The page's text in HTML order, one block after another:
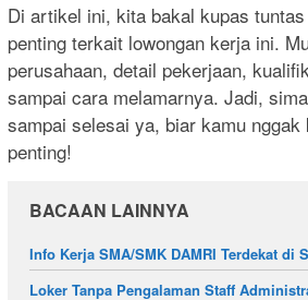
Di artikel ini, kita bakal kupas
penting terkait lowongan kerja ini.
perusahaan, detail pekerjaan,
sampai cara melamarnya. Jadi,
sampai selesai ya, biar kamu
penting!
BACAAN LAINNYA
Info Kerja SMA/SMK DAMRI Terdekat di
Loker Tanpa Pengalaman Staff